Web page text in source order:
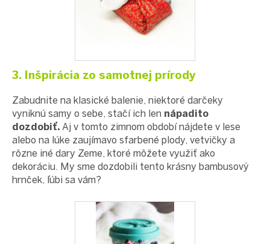
3. Inšpirácia zo samotnej prírody
Zabudnite na klasické balenie, niektoré darčeky
vyniknú samy o sebe, stačí ich len nápadito
dozdobiť. Aj v tomto zimnom období nájdete v lese
alebo na lúke zaujímavo sfarbené plody, vetvičky a
rôzne iné dary Zeme, ktoré môžete využiť ako
dekoráciu. My sme dozdobili tento krásny bambusový
hrnček, ľúbi sa vám?